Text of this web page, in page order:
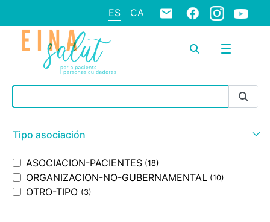
ES CA
Barra de búsqueda
Tipo asociación
ASOCIACION-PACIENTES (18)
ORGANIZACION-NO-GUBERNAMENTAL (10)
OTRO-TIPO (3)